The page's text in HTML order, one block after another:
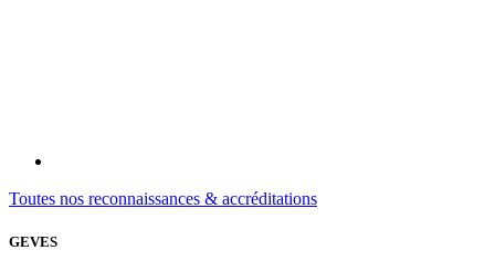
Toutes nos reconnaissances & accréditations
GEVES